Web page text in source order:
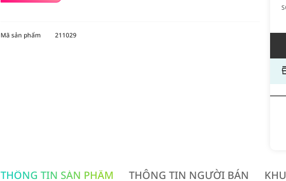
Mã sản phẩm 211029
THÔNG TIN SẢN PHẨM THÔNG TIN NGƯỜI BÁN